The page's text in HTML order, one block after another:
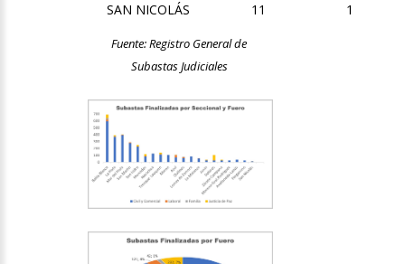
SAN NICOLÁS 11 1
Fuente: Registro General de
Subastas Judiciales